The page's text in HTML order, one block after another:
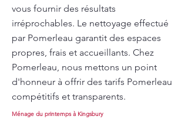
vous fournir des résultats
irréprochables. Le nettoyage effectué
par Pomerleau garantit des espaces
propres, frais et accueillants. Chez
Pomerleau, nous mettons un point
d'honneur à offrir des tarifs Pomerleau
compétitifs et transparents.
Ménage du printemps à Kingsbury